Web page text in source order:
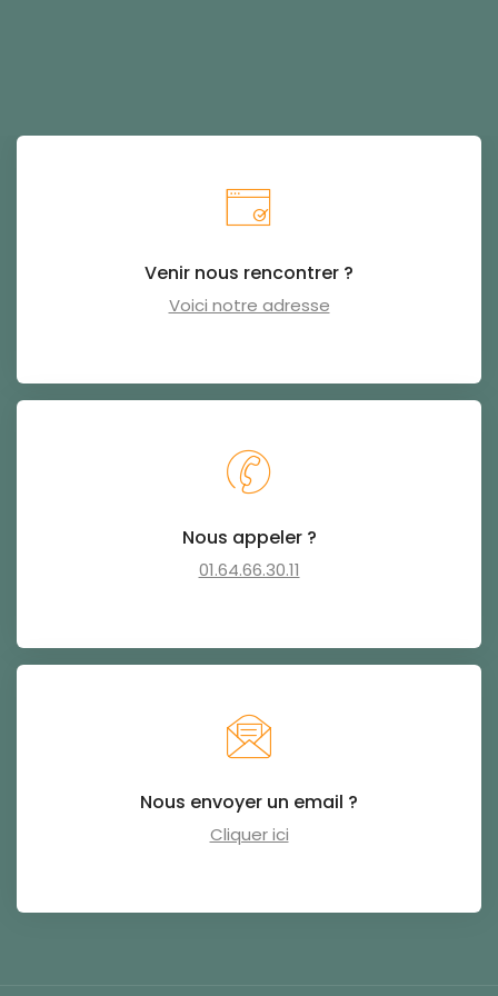
Venir nous rencontrer ?
Voici notre adresse
Nous appeler ?
01.64.66.30.11
Nous envoyer un email ?
Cliquer ici